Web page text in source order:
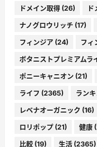
ドメイン取得 (26) ド
ナノグロウリッチ (17)
フィンジア (24) フィ
ボタニストプレミアムラ
ポニーキャニオン (21)
ライフ (2365) ラン
レベナオーガニック (16)
ロリポップ (21) 健康
比較 (19) 生活 (2365)